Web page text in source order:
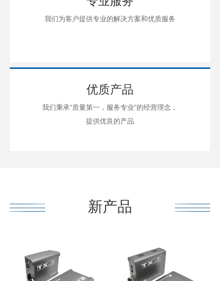
我们为客户提供专业的解决方案和优质服务
优质产品
我们秉承“质量第一，服务专业”的经营理念，
提供优良的产品
新产品